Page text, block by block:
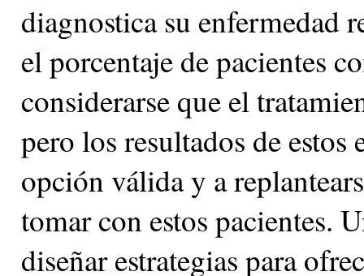
diagnostica su enfermedad
el porcentaje de pacientes
considerarse que el
pero los resultados de
opción válida y a
tomar con estos pacientes.
diseñar estrategias para